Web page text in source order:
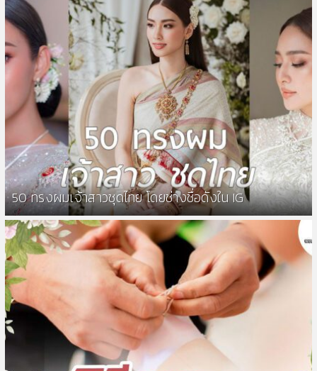
50 ทรงผมเจ้าสาวชุดไทย โดยช่างชื่อดังใน IG